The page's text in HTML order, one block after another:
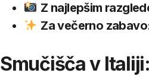
Z najlepšim
Za večerno
Smučišča v